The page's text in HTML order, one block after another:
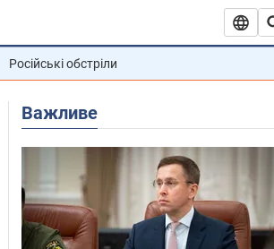
Російські обстріли
Важливе